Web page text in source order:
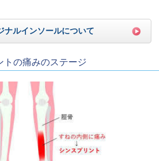
ナルインソールについて
トの痛みのステージ